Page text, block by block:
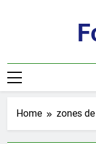
Home zones